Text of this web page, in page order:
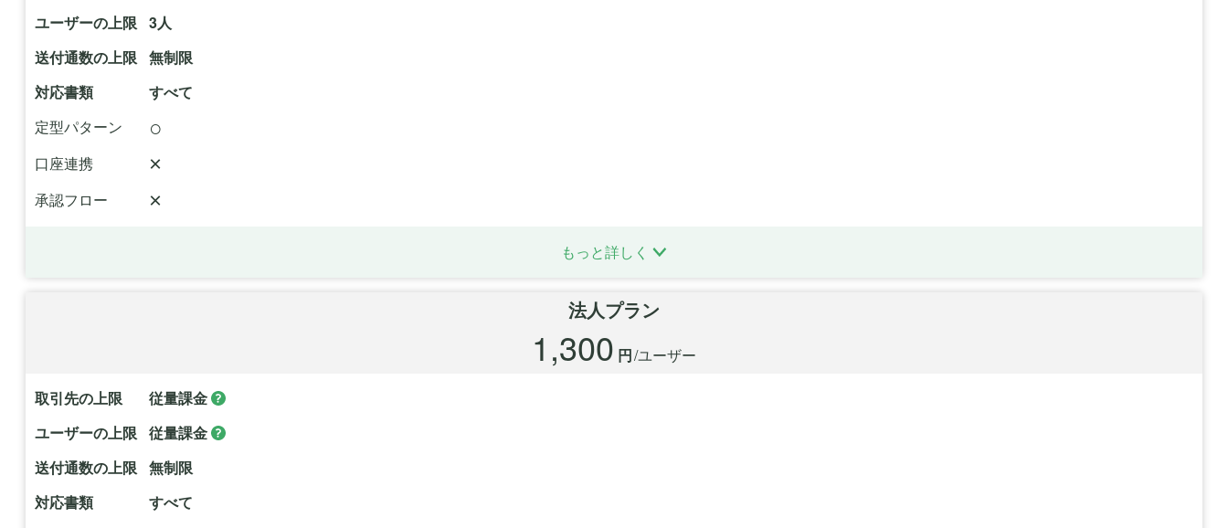
ユーザーの上限 3人
送付通数の上限 無制限
対応書類
すべて
定型パターン
○
口座連携 ×
承認フロー ×
もっと詳しく
法人プラン
1,300 円/ユーザー
取引先の上限
従量課金
ユーザーの上限 従量課金
送付通数の上限 無制限
対応書類
すべて